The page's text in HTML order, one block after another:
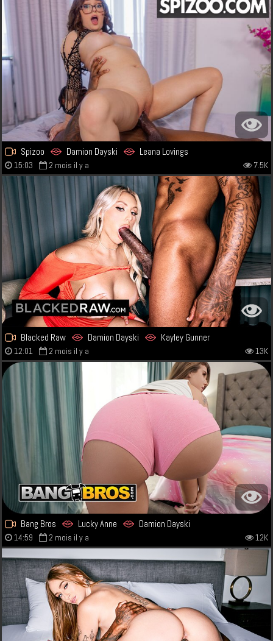
Spizoo Damion Dayski Leana Lovings
15:03 2 mois il y a 7.5K
Blacked Raw Damion Dayski Kayley Gunner
12:01 2 mois il y a 13K
Bang Bros Lucky Anne Damion Dayski
14:59 2 mois il y a 12K